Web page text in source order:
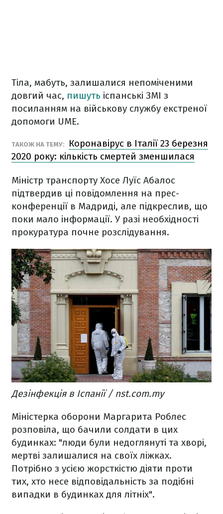
Тіла, мабуть, залишалися непоміченими
довгий час, пишуть іспанські ЗМІ з
посиланням на військову службу екстреної
допомоги UME.
ТАКОЖ НА ТЕМУ:
Коронавірус в Італії 23 березня
2020 року: кількість смертей зменшилася
Міністр транспорту Хосе Луїс Абалос
підтвердив ці повідомлення на прес-
конференції в Мадриді, але підкреслив, що
поки мало інформації. У разі необхідності
прокуратура почне розслідування.
Дезінфекція в Іспанії / nst.com.my
Міністерка оборони Маргарита Роблес
розповіла, що бачили солдати в цих
будинках: "люди були недоглянуті та хворі,
мертві залишалися на своїх ліжках.
Потрібно з усією жорсткістю діяти проти
тих, хто несе відповідальність за подібні
випадки в будинках для літніх".